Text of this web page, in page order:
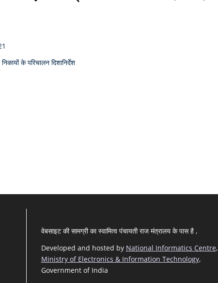
के परिचालन दिशानिर्देश
वेबसाइट की सामग्री का स्वामित्व पंचायती राज मंत्रालय के पास है ,
Developed and hosted by National Informatics Centre,
Ministry of Electronics & Information Technology,
Government of India